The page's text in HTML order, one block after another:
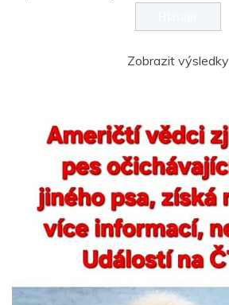
Zobrazit výsledky